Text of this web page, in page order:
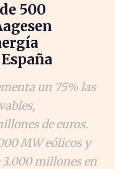
500
un 75% las
de euros.
MW eólicos y
millones en